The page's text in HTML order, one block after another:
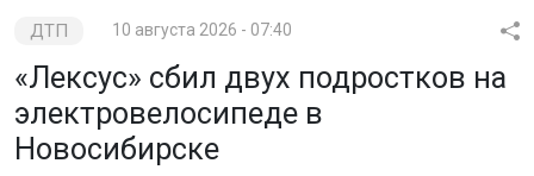
ДТП 10 августа 2026 - 07:40
«Лексус» сбил двух подростков на
электровелосипеде в
Новосибирске